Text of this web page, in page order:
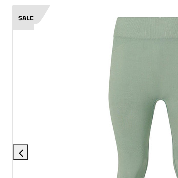
SALE